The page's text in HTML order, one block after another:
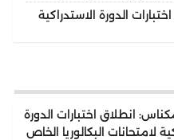
بركان الدورة الاستدراكية
انطلاق اختبارات الدورة
لامتحانات البكالوريا الخاص